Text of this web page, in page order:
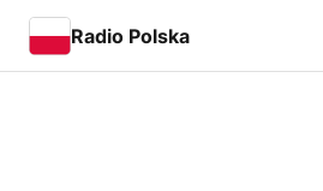
Radio Polska